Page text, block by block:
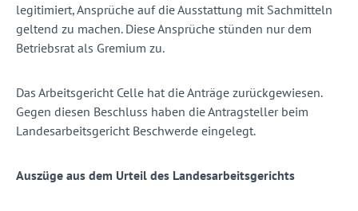
legitimiert, Ansprüche auf die Ausstattung mit Sachmitteln
geltend zu machen. Diese Ansprüche stünden nur dem
Betriebsrat als Gremium zu.
Das Arbeitsgericht Celle hat die Anträge zurückgewiesen.
Gegen diesen Beschluss haben die Antragsteller beim
Landesarbeitsgericht Beschwerde eingelegt.
Auszüge aus dem Urteil des Landesarbeitsgerichts